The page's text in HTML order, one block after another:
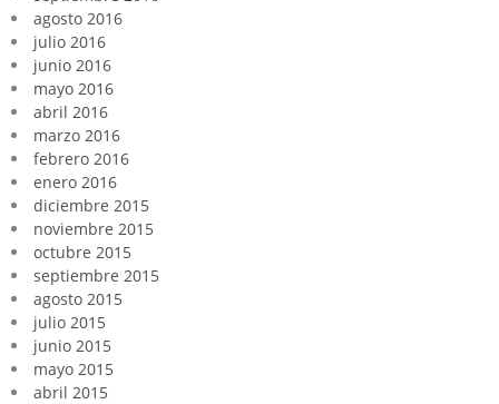
agosto 2016
julio 2016
junio 2016
mayo 2016
abril 2016
marzo 2016
febrero 2016
enero 2016
diciembre 2015
noviembre 2015
octubre 2015
septiembre 2015
agosto 2015
julio 2015
junio 2015
mayo 2015
abril 2015